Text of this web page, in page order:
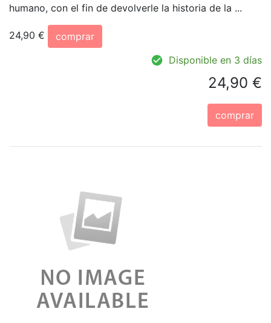
humano, con el fin de devolverle la historia de la ...
24,90 €
comprar
Disponible en 3 días
24,90 €
comprar